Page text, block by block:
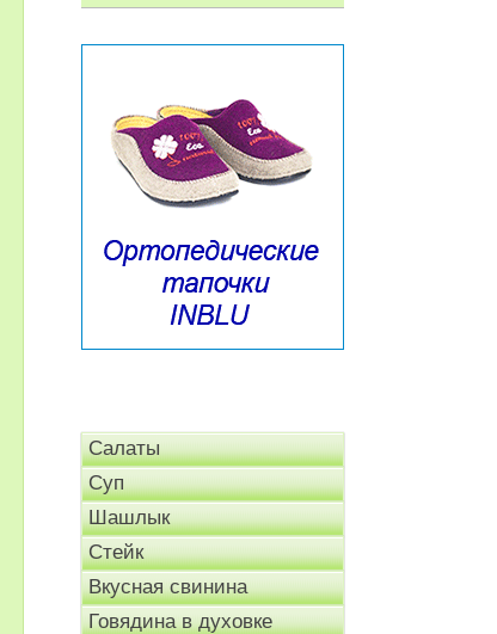
Салаты
Суп
Шашлык
Стейк
Вкусная свинина
Говядина в духовке